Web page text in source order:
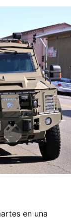
en una